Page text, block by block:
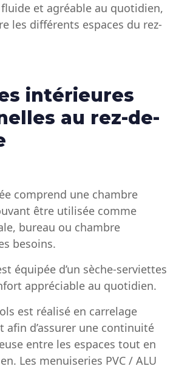
et agréable au quotidien,
les différents espaces du rez-
intérieures
au rez-de-
comprend une chambre
être utilisée comme
bureau ou chambre
besoins.
équipée d’un sèche-serviettes
appréciable au quotidien.
est réalisé en carrelage
d’assurer une continuité
entre les espaces tout en
Les menuiseries PVC / ALU